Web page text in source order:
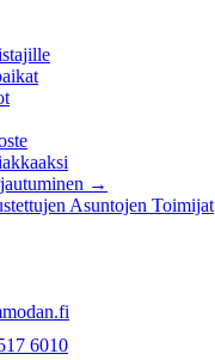
→
Asuntojen Toimijat
6010